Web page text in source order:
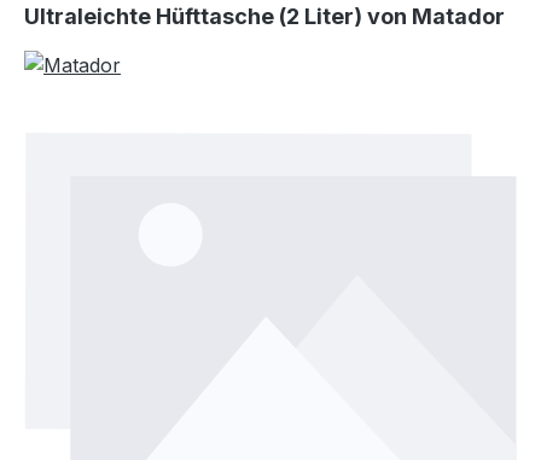
Ultraleichte Hüfttasche (2 Liter) von Matador